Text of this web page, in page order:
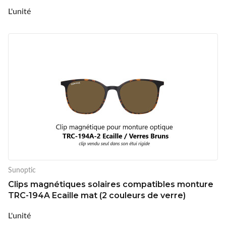
L'unité
Sunoptic
Clips magnétiques solaires compatibles monture
TRC-194A Ecaille mat (2 couleurs de verre)
L'unité